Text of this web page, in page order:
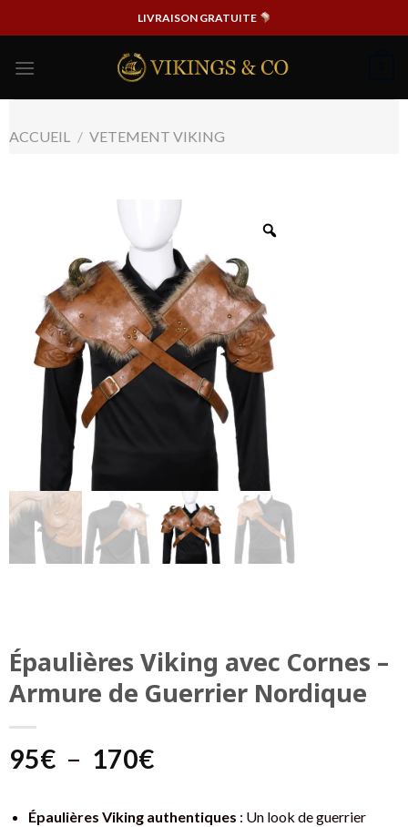
au
LIVRAISON GRATUITE
ACCUEIL / VETEMENT VIKING
Épaulières Viking avec Cornes –
Armure de Guerrier Nordique
95€ – 170€Plage
prix :
Épaulières Viking authentiques : Un look de guerrier